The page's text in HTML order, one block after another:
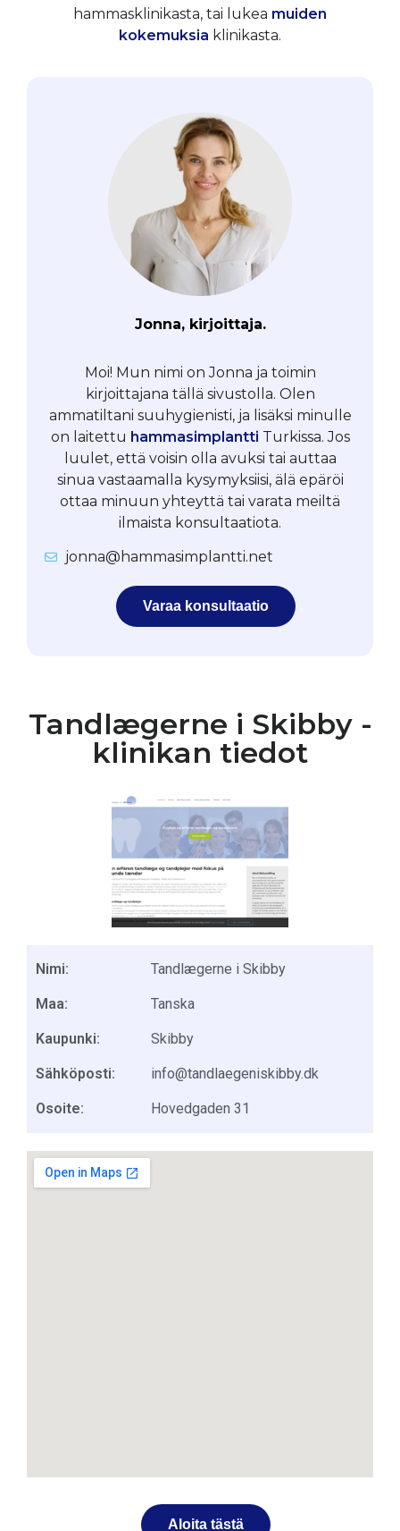
hammasklinikasta, tai lukea muiden
kokemuksia klinikasta.
Jonna, kirjoittaja.
Moi! Mun nimi on Jonna ja toimin
kirjoittajana tällä sivustolla. Olen
ammatiltani suuhygienisti, ja lisäksi minulle
on laitettu hammasimplantti Turkissa. Jos
luulet, että voisin olla avuksi tai auttaa
sinua vastaamalla kysymyksiisi, älä epäröi
ottaa minuun yhteyttä tai varata meiltä
ilmaista konsultaatiota.
jonna@hammasimplantti.net
Varaa konsultaatio
Tandlægerne i Skibby -
klinikan tiedot
Nimi:
Maa:
Kaupunki:
Sähköposti:
Osoite:
Tandlægerne i Skibby
Tanska
Skibby
info@tandlaegeniskibby.dk
Hovedgaden 31
Aloita tästä